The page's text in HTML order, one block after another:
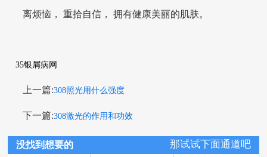
离烦恼， 重拾自信， 拥有健康美丽的肌肤。
35银屑病网
上一篇:308照光用什么强度
下一篇:308激光的作用和功效
没找到想要的 那试试下面通道吧